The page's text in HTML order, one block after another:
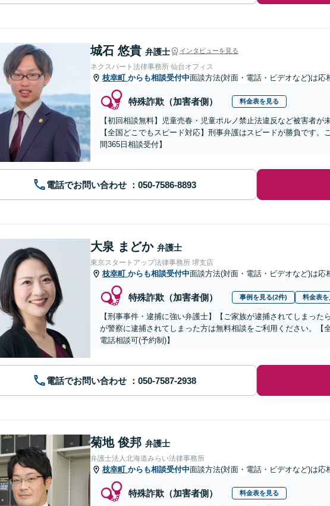
城石 悠貴 弁護士 インタビューを見る
ネクスパート法律事務所 仙台オフィス
枝幸町 からも相談受付中面談方法(対面・電話・ビデオなど)は応
特殊詐欺（加害者側） 料金表を見る
【初回相談無料】児童売春・児童ポルノ禁止法違反など被害者
【全国どこでもスピード対応】刑事弁護はスピードが勝負です
間365日相談受付】
電話でお問い合わせ
大泉 まどか 弁護士
東京スタートアップ法律事務所 堺支店
枝幸町 からも相談受付中面談方法(対面・電話・ビデオなど)は応
特殊詐欺（加害者側） 事例を見る(2件) 料金表を
【刑事事件・逮捕に強い弁護士】【ご家族が逮捕されてしまっ
が警察に逮捕されてしまった方は無料相談をご利用ください。【
電話相談可(予約制)】
電話でお問い合わせ
菊地 俊邦 弁護士
弁護士法人北海道みらい法律事務所
枝幸町 からも相談受付中面談方法(対面・電話・ビデオなど)は応
特殊詐欺（加害者側） 料金表を見る